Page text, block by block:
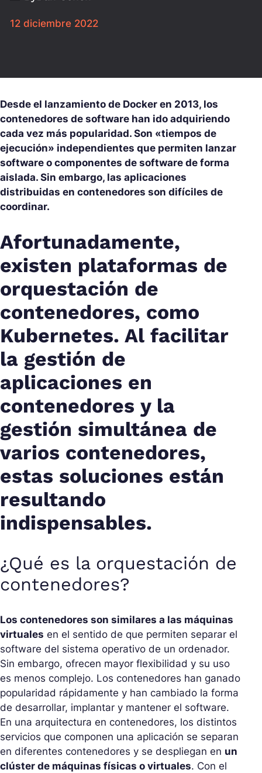
12 diciembre 2022
Desde el lanzamiento de Docker en 2013, los
contenedores de software han ido adquiriendo
cada vez más popularidad. Son «tiempos de
ejecución» independientes que permiten lanzar
software o componentes de software de forma
aislada. Sin embargo, las aplicaciones
distribuidas en contenedores son difíciles de
coordinar.
Afortunadamente,
existen plataformas de
orquestación de
contenedores, como
Kubernetes. Al facilitar
la gestión de
aplicaciones en
contenedores y la
gestión simultánea de
varios contenedores,
estas soluciones están
resultando
indispensables.
¿Qué es la orquestación de
contenedores?
Los contenedores son similares a las máquinas
virtuales en el sentido de que permiten separar el
software del sistema operativo de un ordenador.
Sin embargo, ofrecen mayor flexibilidad y su uso
es menos complejo. Los contenedores han ganado
popularidad rápidamente y han cambiado la forma
de desarrollar, implantar y mantener el software.
En una arquitectura en contenedores, los distintos
servicios que componen una aplicación se separan
en diferentes contenedores y se despliegan en un
clúster de máquinas físicas o virtuales. Con el